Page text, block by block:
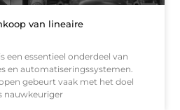
van lineaire
een essentieel onderdeel van
en automatiseringssystemen.
gebeurt vaak met het doel
nauwkeuriger